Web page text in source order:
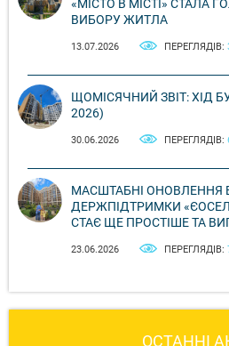
«МІСТО В МІСТІ» СТАЛА
ВИБОРУ ЖИТЛА
13.07.2026 ПЕРЕГЛЯДІВ:
ЩОМІСЯЧНИЙ ЗВІТ: ХІД
2026)
30.06.2026 ПЕРЕГЛЯДІВ:
МАСШТАБНІ ОНОВЛЕННЯ
ДЕРЖПІДТРИМКИ
СТАЄ ЩЕ ПРОСТІШЕ ТА
23.06.2026 ПЕРЕГЛЯДІВ:
ОСТАННІ